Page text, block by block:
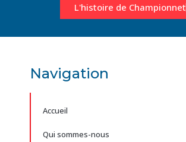
L'histoire de Championnet
Navigation
Accueil
Qui sommes-nous